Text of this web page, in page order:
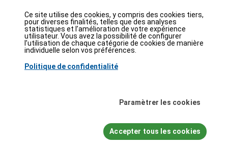
2026© tesweb SA, bexxo Cyber Security
Database
Partners
GDPR Contact Purchase
National Vulnerability Database (NVD). Le catalogue
. Enfin, les données relatives aux faiblesses logicielles
(CWE) et aux schémas d'attaque courants (CAPEC) sont maintenues par
Ce site utilise des cookies, y compris des cookies tiers,
pour diverses finalités, telles que des analyses
statistiques et l’amélioration de votre expérience
utilisateur. Vous avez la possibilité de configurer
l’utilisation de chaque catégorie de cookies de manière
individuelle selon vos préférences.
Politique de confidentialité
Paramètrer les cookies
Accepter tous les cookies